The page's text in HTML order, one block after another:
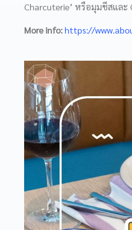
Charcuterie’ หรือมุมชีสแล
More info: https://